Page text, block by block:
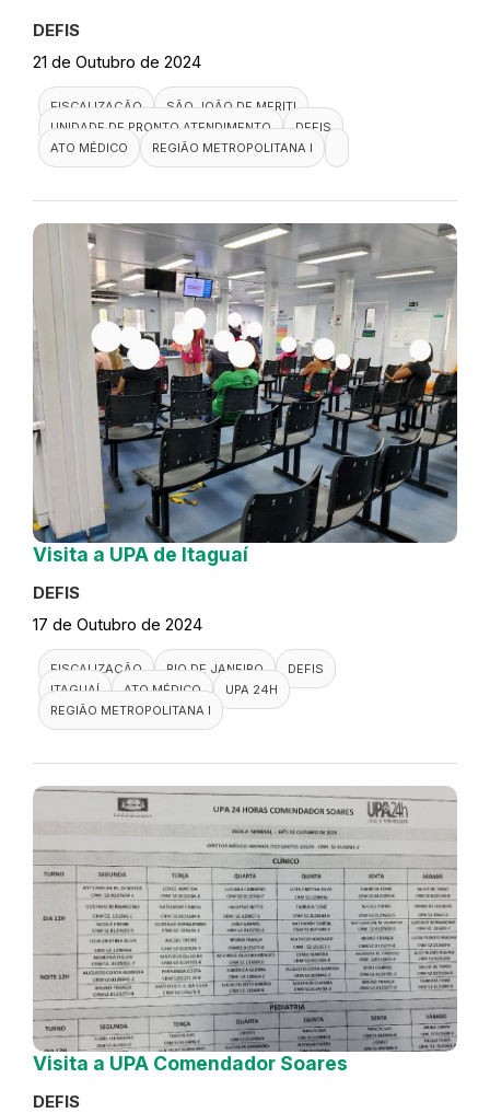
DEFIS
21 de Outubro de 2024
FISCALIZAÇÃO
SÃO JOÃO DE MERITI
UNIDADE DE PRONTO ATENDIMENTO
DEFIS
ATO MÉDICO
REGIÃO METROPOLITANA I
Visita a UPA de Itaguaí
DEFIS
17 de Outubro de 2024
FISCALIZAÇÃO RIO DE JANEIRO
DEFIS
ITAGUAÍ
ATO MÉDICO
UPA 24H
REGIÃO METROPOLITANA I
Visita a UPA Comendador Soares
DEFIS